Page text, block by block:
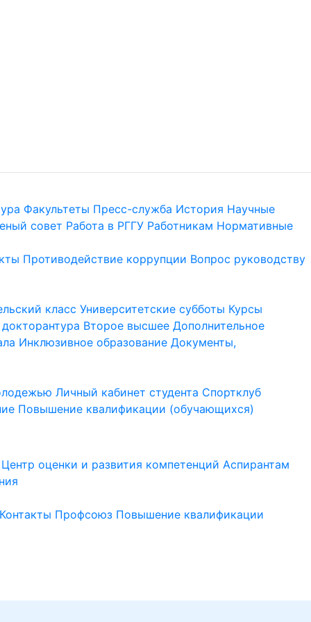
Факультеты Пресс-служба История Научные
совет Работа в РГГУ Работникам Нормативные
Противодействие коррупции Вопрос руководству
класс Университетские субботы Курсы
Второе высшее Дополнительное
Инклюзивное образование Документы,
Личный кабинет студента Спортклуб
Повышение квалификации (обучающихся)
Центр оценки и развития компетенций Аспирантам
Контакты Профсоюз Повышение квалификации